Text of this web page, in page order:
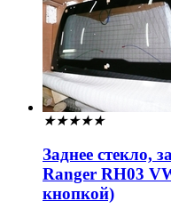
★★★★★
Заднее стекло,
Ranger RH03
кнопкой)